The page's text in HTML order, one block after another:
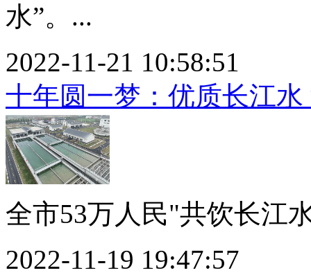
水”。...
2022-11-21 10:58:51
十年圆一梦：优质长江
全市53万人民"共饮长江
2022-11-19 19:47:57